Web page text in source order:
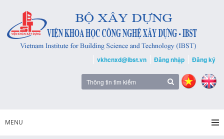
vkhcnxd@ibst.vn Đăng nhập Đăng ký
MENU